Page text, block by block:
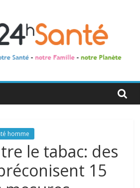
homme
le tabac: des
15